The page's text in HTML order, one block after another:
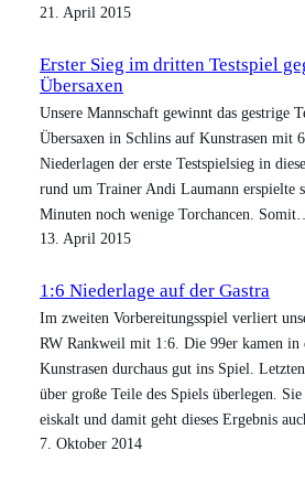
21. April 2015
Erster Sieg im dritten Testspiel
Übersaxen
Unsere Mannschaft gewinnt das gestrige
Übersaxen in Schlins auf Kunstrasen mit
Niederlagen der erste Testspielsieg in
rund um Trainer Andi Laumann erspielte
Minuten noch wenige Torchancen. Somit…
13. April 2015
1:6 Niederlage auf der Gastra
Im zweiten Vorbereitungsspiel verliert
RW Rankweil mit 1:6. Die 99er kamen in
Kunstrasen durchaus gut ins Spiel.
über große Teile des Spiels überlegen.
eiskalt und damit geht dieses Ergebnis
7. Oktober 2014